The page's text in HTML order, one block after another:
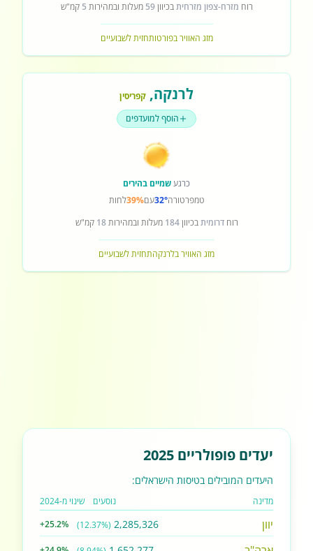
רוח מזרח-צפון מזרחיתבכיוון59 מעלות ובמהירות 5 קמ"ש
מזג האוויר בפורטותחזית לשבועיים
לרנקה, קפריסין
הוסף למועדפים
כרגעשמיים בהירים
טמפרטורה32°עם39%לחות
רוחדרומיתבכיוון184 מעלות ובמהירות18 קמ"ש
מזג האוויר בלרנקהתחזית לשבועיים
יעדים פופולריים 2025
היעדים המובילים בטיסות הישראלים:
מדינה נוסעים שינוי מ-2024
יוון 2,285,326
(12.37%)
+25.2%